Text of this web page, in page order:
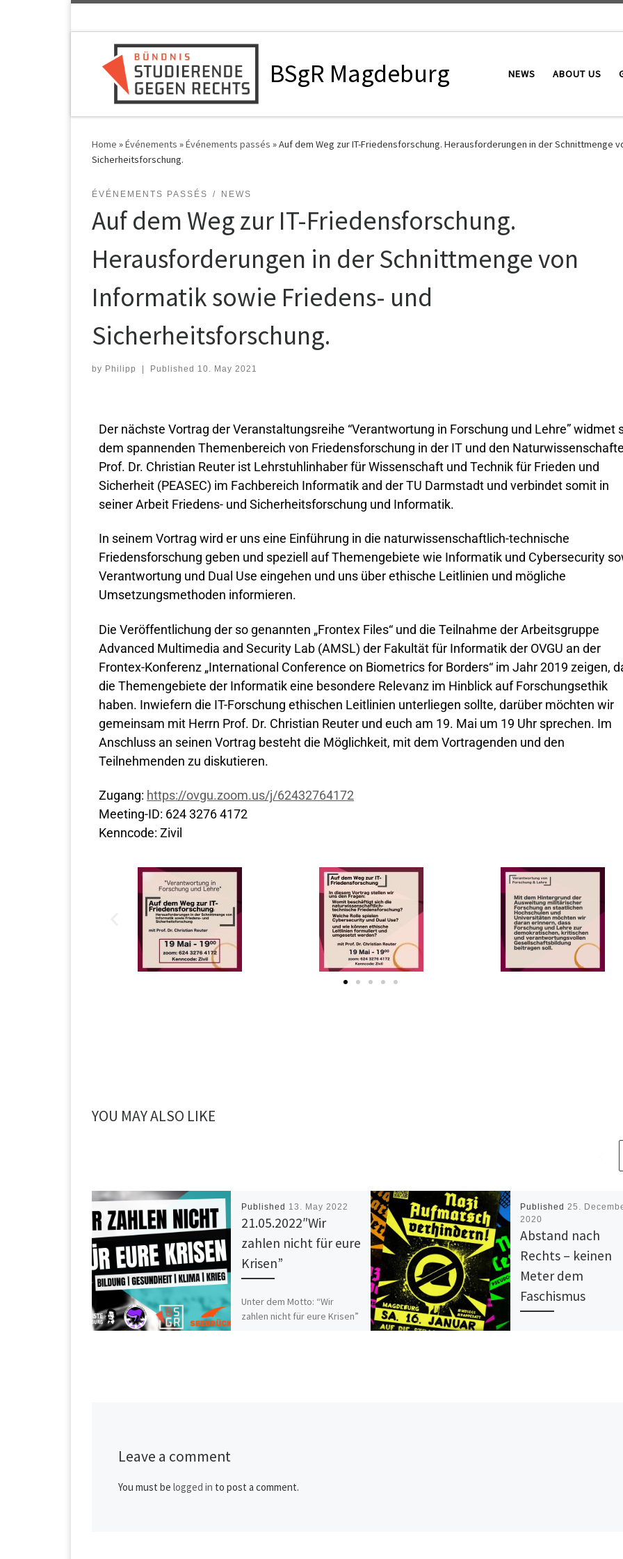
BSgR Magdeburg NEWS ABOUT US
Home »Événements »Événements passés »Auf dem Weg zur IT-Friedensforschung. Herausforderungen in der Schnittmenge
Sicherheitsforschung.
ÉVÉNEMENTS PASSÉS NEWS
Auf dem Weg zur IT-Friedensforschung.
Herausforderungen in der Schnittmenge von
Informatik sowie Friedens- und
Sicherheitsforschung.
by Philipp Published 10. May 2021
Der nächste Vortrag der Veranstaltungsreihe “Verantwortung in Forschung und Lehre” widmet
dem spannenden Themenbereich von Friedensforschung in der IT und den
Prof. Dr. Christian Reuter ist Lehrstuhlinhaber für Wissenschaft und Technik für Frieden und
Sicherheit (PEASEC) im Fachbereich Informatik and der TU Darmstadt und verbindet somit in
seiner Arbeit Friedens- und Sicherheitsforschung und Informatik.
In seinem Vortrag wird er uns eine Einführung in die naturwissenschaftlich-technische
Friedensforschung geben und speziell auf Themengebiete wie Informatik und Cybersecurity
Verantwortung und Dual Use eingehen und uns über ethische Leitlinien und mögliche
Umsetzungsmethoden informieren.
Die Veröffentlichung der so genannten „Frontex Files“ und die Teilnahme der Arbeitsgruppe
Advanced Multimedia and Security Lab (AMSL) der Fakultät für Informatik der OVGU an der
Frontex-Konferenz „International Conference on Biometrics for Borders“ im Jahr 2019 zeigen,
die Themengebiete der Informatik eine besondere Relevanz im Hinblick auf Forschungsethik
haben. Inwiefern die IT-Forschung ethischen Leitlinien unterliegen sollte, darüber möchten wir
gemeinsam mit Herrn Prof. Dr. Christian Reuter und euch am 19. Mai um 19 Uhr sprechen. Im
Anschluss an seinen Vortrag besteht die Möglichkeit, mit dem Vortragenden und den
Teilnehmenden zu diskutieren.
Zugang: https://ovgu.zoom.us/j/62432764172
Meeting-ID: 624 3276 4172
Kenncode: Zivil
YOU MAY ALSO LIKE
Published 13. May 2022
21.05.2022″Wir
zahlen nicht für eure
Krisen”
Unter dem Motto: “Wir
zahlen nicht für eure Krisen”
Published 25.
2020
Abstand nach
Rechts – keinen
Meter dem
Faschismus
Leave a comment
You must be logged in to post a comment.